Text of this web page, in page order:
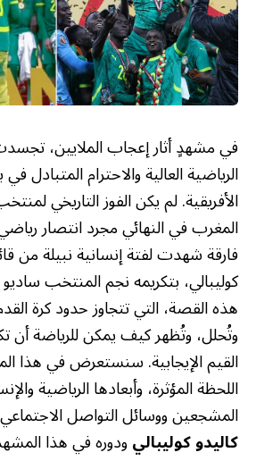
في مشهدٍ أثار إعجاب الملايين،
الرياضية العالية والاحترام المتبادل
الأفريقية. لم يكن الفوز التاريخي
المغرب في النهائي مجرد انتصار
فارقة شهدت لفتة إنسانية نبيلة من
كوليبالي، بتكريمه نجم المنتخب
هذه القصة، التي تتجاوز حدود كرة
وتُحلل، وتُظهر كيف يمكن للرياضة
القيم الإيجابية. سنستعرض في هذا
اللحظة المؤثرة، وأبعادها الرياضية
المشجعين ووسائل التواصل
كاليدو كوليباليودوره في هذا